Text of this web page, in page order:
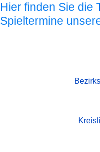
Hier finden Sie die
Spieltermine